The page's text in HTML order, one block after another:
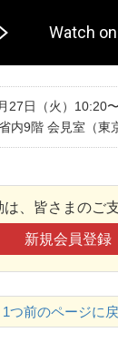
27日（火）10:20〜
内9階 会見室（東
は、皆さまのご
新規会員登録
1つ前のページに